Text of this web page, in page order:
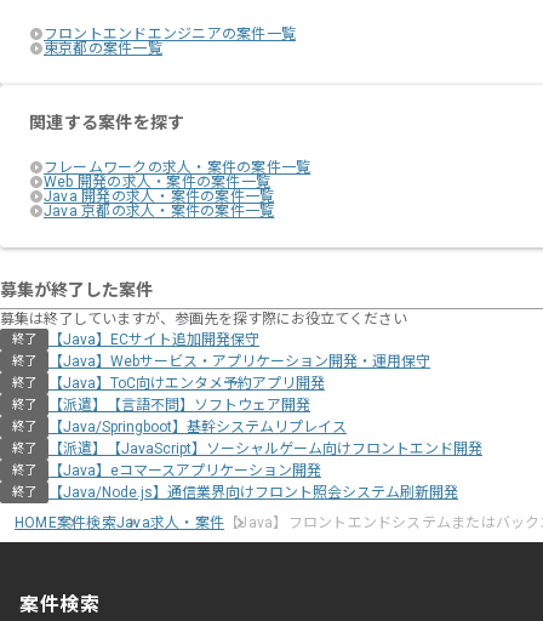
フロントエンドエンジニアの案件一覧
東京都の案件一覧
関連する案件を探す
フレームワークの求人・案件の案件一覧
Web 開発の求人・案件の案件一覧
Java 開発の求人・案件の案件一覧
Java 京都の求人・案件の案件一覧
募集が終了した案件
募集は終了していますが、参画先を探す際にお役立てください
終了 【Java】ECサイト追加開発保守
終了 【Java】Webサービス・アプリケーション開発・運用保守
終了 【Java】ToC向けエンタメ予約アプリ開発
終了 【派遣】【言語不問】ソフトウェア開発
終了 【Java/Springboot】基幹システムリプレイス
終了 【派遣】【JavaScript】ソーシャルゲーム向けフロントエンド開発
終了 【Java】eコマースアプリケーション開発
終了
【Java/Node.js】通信業界向けフロント照会システム刷新開発
HOME案件検索Java求人・案件 【Java】フロントエンドシステムまたはバッ
案件検索